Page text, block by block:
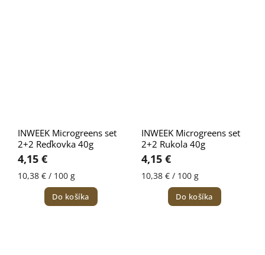
INWEEK Microgreens set
2+2 Reďkovka 40g
4,15 €
10,38 € / 100 g
Do košíka
INWEEK Microgreens set
2+2 Rukola 40g
4,15 €
10,38 € / 100 g
Do košíka